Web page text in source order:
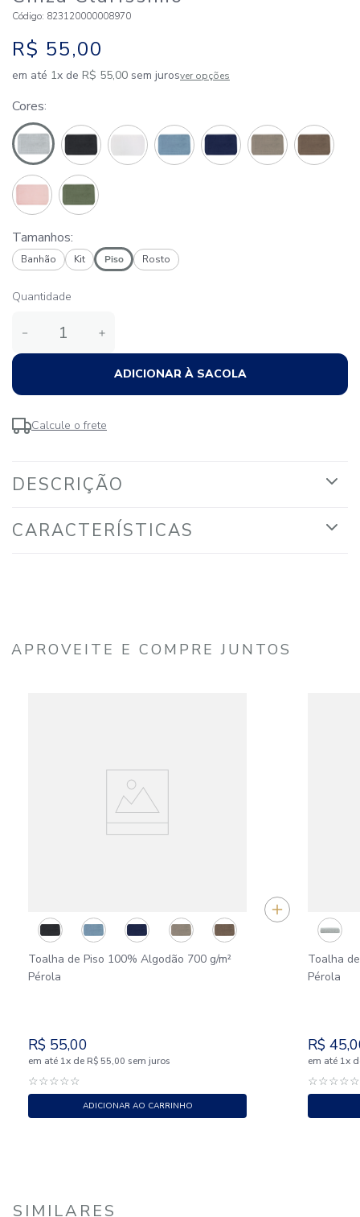
Código: 823120000008970
R$ 55,00
em até 1x de R$ 55,00 sem jurosver opções
Cores
Tamanhos:
Banhão Kit Piso Rosto
Quantidade
＋
－
ADICIONAR À SACOLA
Calcule o frete
DESCRIÇÃO
CARACTERÍSTICAS
APROVEITE E COMPRE JUNTOS
Toalha de Piso 100% Algodão 700 g/m²
Pérola
R$ 55,00
em até 1x de R$ 55,00 sem juros
☆☆☆☆☆
ADICIONAR AO CARRINHO
Toalha
Pérola
R$ 45,
em até 1x
☆☆☆☆☆
SIMILARES